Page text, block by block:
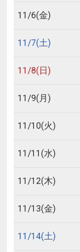
11/6(金)
11/7(土)
11/8(日)
11/9(月)
11/10(火)
11/11 (水)
11/12(木)
11/13(金)
11/14(土)